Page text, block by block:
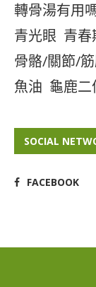
轉骨湯有用
青光眼 青春
骨骼/關節/
魚油 龜鹿二
SOCIAL
FACEBOOK